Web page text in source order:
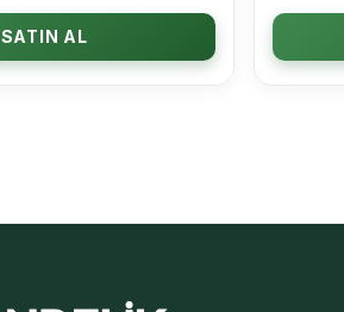
SATIN AL